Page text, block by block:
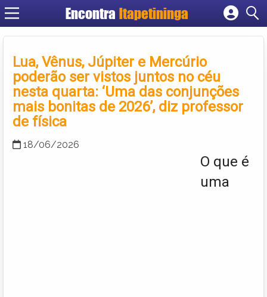
Encontra Itapetininga
Cadastrar empresa
Criar conta
Lua, Vênus, Júpiter e Mercúrio
poderão ser vistos juntos no céu
nesta quarta: ‘Uma das conjunções
mais bonitas de 2026’, diz professor
de física
18/06/2026
O que é
uma